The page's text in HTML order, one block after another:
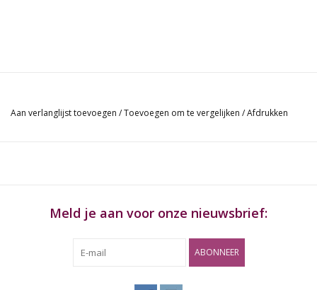
Aan verlanglijst toevoegen /Toevoegen om te vergelijken /Afdrukken
Meld je aan voor onze nieuwsbrief:
ABONNEER